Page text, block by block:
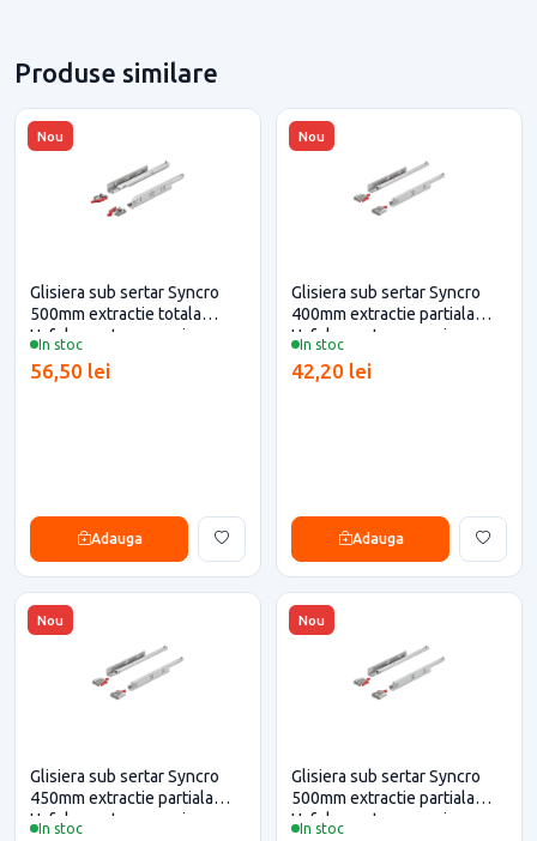
Produse similare
Nou
In stoc
Glisiera sub sertar Syncro
500mm extractie totala
Hafele pentru casa si
56,50 lei
Adauga
Nou
In stoc
Glisiera sub sertar Syncro
400mm extractie partiala
Hafele pentru casa si
42,20 lei
Adauga
Nou
In stoc
Glisiera sub sertar Syncro
450mm extractie partiala
Hafele pentru casa si
Nou
In stoc
Glisiera sub sertar Syncro
500mm extractie partiala
Hafele pentru casa si